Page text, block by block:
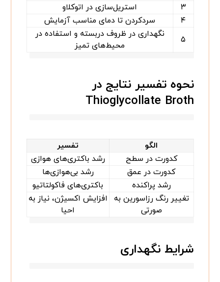
۳
استریل‌سازی در اتوکلاو
۴
سردکردن تا دمای مناسب آزمایش
۵
نگهداری در ظروف دربسته و استفاده در
محیط‌های تمیز
نحوه تفسیر نتایج در
Thioglycollate Broth
الگو
تفسیر
کدورت در سطح
رشد باکتری‌های هوازی
کدورت در عمق
رشد بی‌هوازی‌ها
رشد پراکنده
باکتری‌های فاکولتاتیو
تغییر رنگ رزاسورین به
صورتی
افزایش اکسیژن، نیاز به
احیا
شرایط نگهداری